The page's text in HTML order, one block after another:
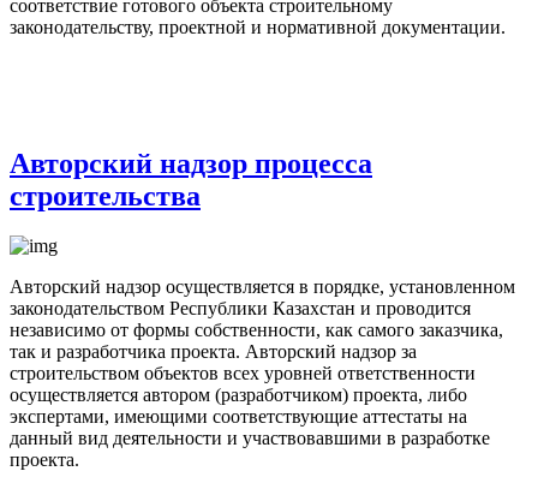
соответствие готового объекта строительному
законодательству, проектной и нормативной документации.
Авторский надзор процесса
строительства
Авторский надзор осуществляется в порядке, установленном
законодательством Республики Казахстан и проводится
независимо от формы собственности, как самого заказчика,
так и разработчика проекта. Авторский надзор за
строительством объектов всех уровней ответственности
осуществляется автором (разработчиком) проекта, либо
экспертами, имеющими соответствующие аттестаты на
данный вид деятельности и участвовавшими в разработке
проекта.